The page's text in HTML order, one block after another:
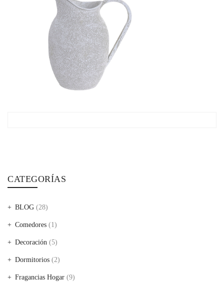
CATEGORÍAS
BLOG (28)
Comedores (1)
Decoración (5)
Dormitorios (2)
Fragancias Hogar (9)